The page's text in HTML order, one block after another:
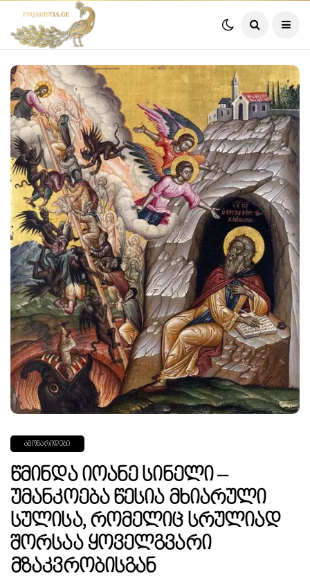
ᲐᲛᲝᲜᲐᲠᲘᲓᲔᲑᲘ
Წმინდა Იოანე Სინელი –
Უმანკოება Წესია Მხიარული
Სულისა, Რომელიც Სრულიად
Შორსაა Ყოველგვარი
Მზაკვრობისგან